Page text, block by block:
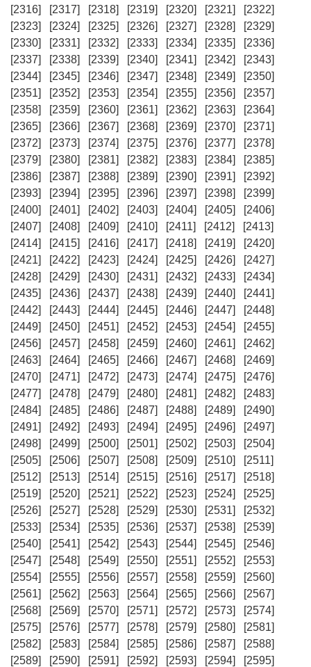
[2316]
[2317] [2318] [2319] [2320] [2321]
[2322]
[2323]
[2324] [2325] [2326] [2327] [2328]
[2329]
[2330]
[2331] [2332] [2333] [2334] [2335]
[2336]
[2337]
[2338] [2339] [2340] [2341] [2342]
[2343]
[2344]
[2345] [2346] [2347] [2348] [2349]
[2350]
[2351]
[2352] [2353] [2354] [2355] [2356]
[2357]
[2358]
[2359] [2360] [2361] [2362] [2363]
[2364]
[2365]
[2366] [2367] [2368] [2369] [2370]
[2371]
[2372]
[2373] [2374] [2375] [2376] [2377]
[2378]
[2379]
[2380] [2381] [2382] [2383] [2384]
[2385]
[2386]
[2387] [2388] [2389] [2390] [2391]
[2392]
[2393]
[2394] [2395] [2396] [2397] [2398]
[2399]
[2400]
[2401] [2402] [2403] [2404] [2405]
[2406]
[2407]
[2408] [2409] [2410] [2411] [2412]
[2413]
[2414]
[2415] [2416] [2417] [2418] [2419]
[2420]
[2421]
[2422] [2423] [2424] [2425] [2426]
[2427]
[2428]
[2429] [2430] [2431] [2432] [2433]
[2434]
[2435]
[2436] [2437] [2438] [2439] [2440]
[2441]
[2442]
[2443] [2444] [2445] [2446] [2447]
[2448]
[2449]
[2450] [2451] [2452] [2453] [2454]
[2455]
[2456]
[2457] [2458] [2459] [2460] [2461]
[2462]
[2463]
[2464] [2465] [2466] [2467] [2468]
[2469]
[2470]
[2471] [2472] [2473] [2474] [2475]
[2476]
[2477]
[2478] [2479] [2480] [2481] [2482]
[2483]
[2484]
[2485] [2486] [2487] [2488] [2489]
[2490]
[2491]
[2492] [2493] [2494] [2495] [2496]
[2497]
[2498]
[2499] [2500] [2501] [2502] [2503]
[2504]
[2505]
[2506] [2507] [2508] [2509] [2510]
[2511]
[2512]
[2513] [2514] [2515] [2516] [2517]
[2518]
[2519]
[2520] [2521] [2522] [2523] [2524]
[2525]
[2526]
[2527] [2528] [2529] [2530] [2531]
[2532]
[2533]
[2534] [2535] [2536] [2537] [2538]
[2539]
[2540]
[2541] [2542] [2543] [2544] [2545]
[2546]
[2547]
[2548] [2549] [2550] [2551] [2552]
[2553]
[2554]
[2555] [2556] [2557] [2558] [2559]
[2560]
[2561]
[2562] [2563] [2564] [2565] [2566]
[2567]
[2568]
[2569] [2570] [2571] [2572] [2573]
[2574]
[2575]
[2576] [2577] [2578] [2579] [2580]
[2581]
[2582]
[2583] [2584] [2585] [2586] [2587]
[2588]
[2589]
[2590] [2591] [2592] [2593] [2594]
[2595]